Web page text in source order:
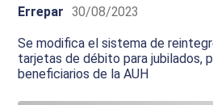
Errepar 30/08/2023
Se modifica el sistema de
tarjetas de débito para jubilados,
beneficiarios de la AUH